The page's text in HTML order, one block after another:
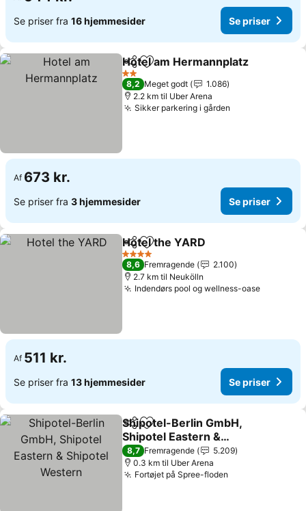
Se priser fra 16 hjemmesider Se priser
Del Føj til favoritter
Hotel am Hermannplatz
2 Stjerner
8,2 Meget godt
1.086
2.2 km til Uber Arena
Sikker parkering i gården
Af 673 kr.
Se priser fra 3 hjemmesider Se priser
Del Føj til favoritter
Hotel the YARD
4 Stjerner
8,6 Fremragende
2.100
2.7 km til Neukölln
Indendørs pool og wellness-oase
Af 511 kr.
Se priser fra 13 hjemmesider Se priser
Del Føj til favoritter
Shipotel-Berlin GmbH,
Shipotel Eastern &
Shipotel Western
8,7 Fremragende
5.209
0.3 km til Uber Arena
Fortøjet på Spree-floden